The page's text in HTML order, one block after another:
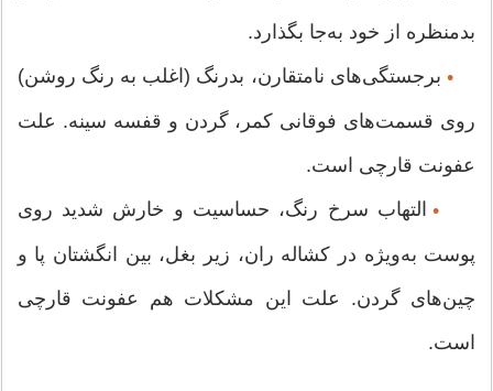
بدمنظره از خود به‌جا بگذارد.
• برجستگی‌های نامتقارن، بدرنگ (اغلب به رنگ روشن)
روی قسمت‌های فوقانی کمر، گردن و قفسه سینه. علت
عفونت قارچی است.
•التهاب سرخ رنگ، حساسیت و خارش شدید روی
پوست به‌ویژه در کشاله ران، زیر بغل، بین انگشتان پا و
چین‌های گردن. علت این مشکلات هم عفونت قارچی
است.